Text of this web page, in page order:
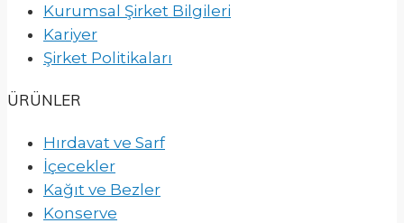
Kurumsal Şirket Bilgileri
Kariyer
Şirket Politikaları
ÜRÜNLER
Hırdavat ve Sarf
İçecekler
Kağıt ve Bezler
Konserve